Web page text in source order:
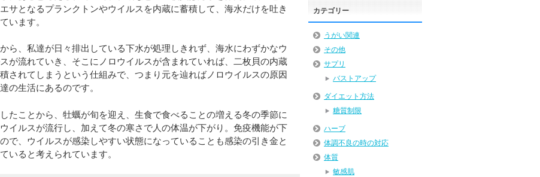
サとなるプランクトンやウイルスを内蔵に蓄積して、海水だけを吐き
います。
ら、私達が日々排出している下水が処理しきれず、海水にわずかなウ
が流れていき、そこにノロウイルスが含まれていれば、二枚貝の内蔵
されてしまうという仕組みで、つまり元を辿ればノロウイルスの原因
の生活にあるのです。
たことから、牡蠣が旬を迎え、生食で食べることの増える冬の季節に
ウイルスが流行し、加えて冬の寒さで人の体温が下がり。免疫機能が下
で、ウイルスが感染しやすい状態になっていることも感染の引き金と
いると考えられています。
カテゴリー
うがい関連
その他
サプリ
バストアップ
ダイエット方法
糖質制限
ハーブ
体調不良の時の対応
体質
敏感肌